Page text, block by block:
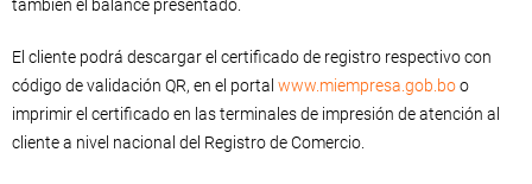
también el balance presentado.
El cliente podrá descargar el certificado de registro respectivo con
código de validación QR, en el portal www.miempresa.gob.boo
imprimir el certificado en las terminales de impresión de atención al
cliente a nivel nacional del Registro de Comercio.